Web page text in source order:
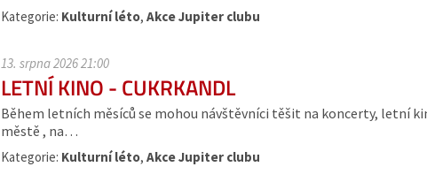
Kategorie: Kulturní léto,Akce Jupiter clubu
13. srpna 2026 21:00
LETNÍ KINO - CUKRKANDL
Během letních měsíců se mohou návštěvníci těšit na koncerty, letní
městě , na…
Kategorie: Kulturní léto,Akce Jupiter clubu